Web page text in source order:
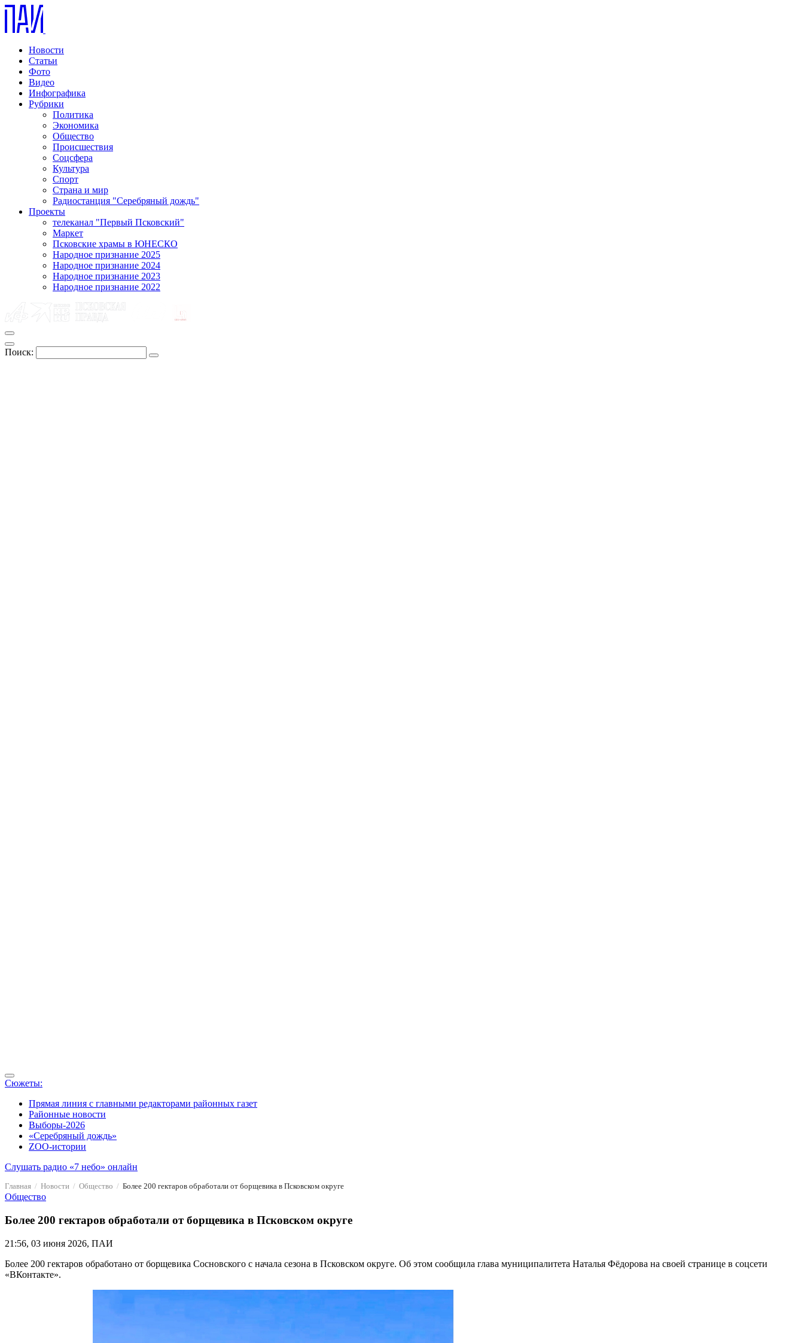
Новости
Статьи
Фото
Видео
Инфографика
Рубрики
Политика
Экономика
Общество
Происшествия
Соцсфера
Культура
Спорт
Страна и мир
Радиостанция "Серебряный дождь"
Проекты
телеканал "Первый Псковский"
Маркет
Псковские храмы в ЮНЕСКО
Народное признание 2025
Народное признание 2024
Народное признание 2023
Народное признание 2022
Поиск:
Сюжеты:
Прямая линия с главными редакторами районных газет
Районные новости
Выборы-2026
«Серебряный дождь»
ZOO-истории
Слушать радио «7 небо» онлайн
Главная Новости Общество Более 200 гектаров обработали от борщевика в Псковском округе
Общество
Более 200 гектаров обработали от борщевика в Псковском округе
21:56, 03 июня 2026, ПАИ
Более 200 гектаров обработано от борщевика Сосновского с начала сезона в Псковском округе. Об этом сообщила глава муниципалитета Наталья Фёдорова на своей странице в соцсети
«ВКонтакте».